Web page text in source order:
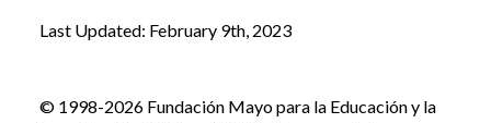
Last Updated: February 9th, 2023
© 1998-2026 Fundación Mayo para la Educación y la